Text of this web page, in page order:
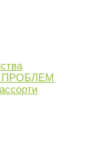
ПРОБЛЕМ